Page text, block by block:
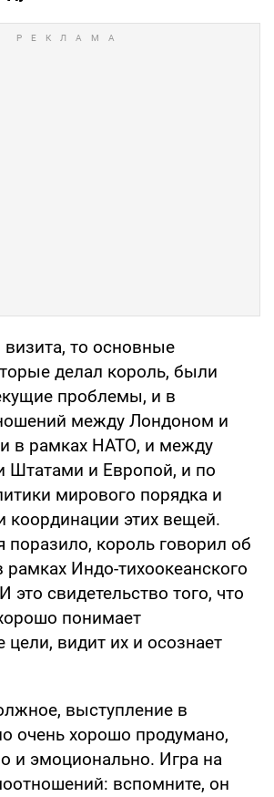
визита, то основные
делал король, были
проблемы, и в
между Лондоном и
в рамках НАТО, и между
Штатами и Европой, и по
мирового порядка и
координации этих вещей.
поразило, король говорил об
Индо-тихоокеанского
это свидетельство того, что
понимает
цели, видит их и осознает
выступление в
очень хорошо продумано,
и эмоционально. Игра на
вспомните, он